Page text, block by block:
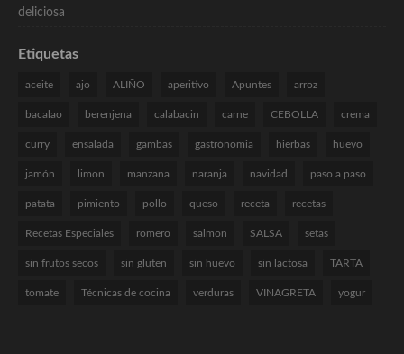
Etiquetas
aceite ajo ALIÑO aperitivo Apuntes arroz
bacalao berenjena calabacin carne CEBOLLA crema
curry ensalada gambas gastrónomia hierbas huevo
jamón limon manzana naranja navidad paso a paso
patata pimiento pollo queso receta recetas
Recetas Especiales romero salmon SALSA setas
sin frutos secos sin gluten sin huevo sin lactosa TARTA
tomate Técnicas de cocina verduras VINAGRETA yogur